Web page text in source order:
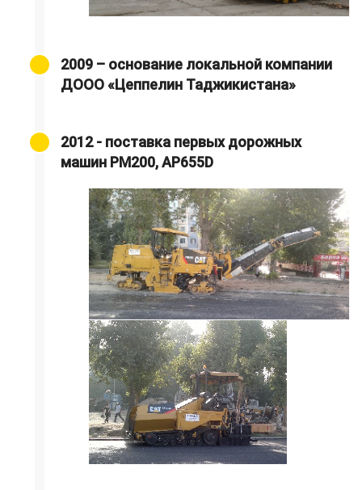
2009 – основание локальной компании
ДООО «Цеппелин Таджикистана»
2012 - поставка первых дорожных
машин PM200, АР655D